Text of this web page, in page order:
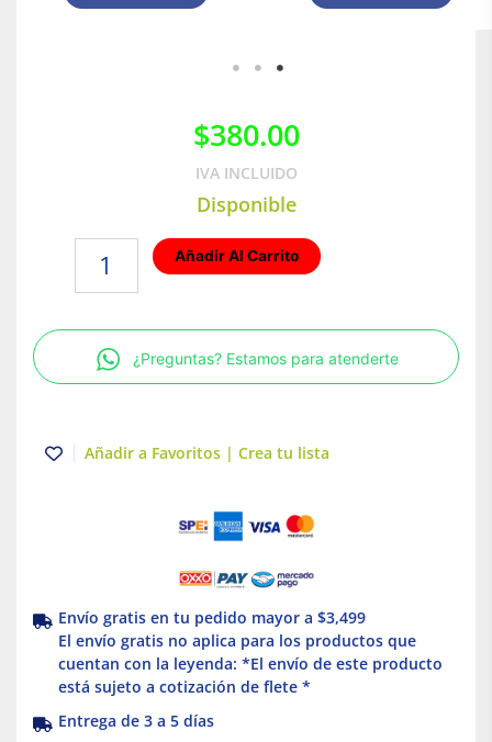
$380.00
IVA INCLUIDO
Disponible
para
Boiler
Coflex
Añadir Al Carrito
¿Preguntas? Estamos para atenderte
Añadir a Favoritos | Crea tu lista
Envío gratis en tu pedido mayor a $3,499
El envío gratis no aplica para los productos que
cuentan con la leyenda: *El envío de este producto
está sujeto a cotización de flete *
Entrega de 3 a 5 días